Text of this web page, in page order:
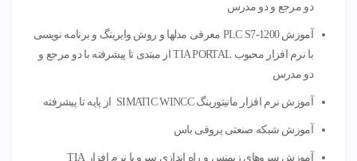
دو مرجع و دو مدرس
آموزش PLC S7-1200 معرفی مدلها و روش وایرینگ و برنامه نویسی
با نرم افزار محبوب TIA PORTAL از مبتدی تا پیشرفته با دو مرجع و
دو مدرس
آموزش نرم افزار مانیتورینگ SIMATIC WINCC از پایه تا پیشرفته
آموزش شبکه صنعتی پروفی باس
آموزش سروهای زیمنس و راه اندازی سرو با نرم افزار TIA